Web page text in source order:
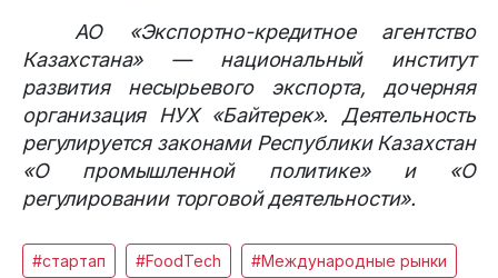
АО «Экспортно-кредитное агентство
Казахстана» — национальный институт
развития несырьевого экспорта, дочерняя
организация НУХ «Байтерек». Деятельность
регулируется законами Республики Казахстан
«О промышленной политике» и «О
регулировании торговой деятельности».
#стартап #FoodTech #Международные рынки